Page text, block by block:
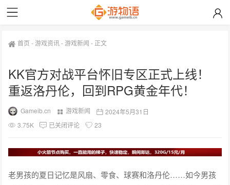
首页 -游戏资讯-游戏新闻 - 正文
KK官方对战平台怀旧专区正式上线！
重返洛丹伦，回到RPG黄金年代！
Gameib.cn 游戏新闻
2024年5月31日
3.75K
已关闭评论 23
老男孩的夏日记忆是风扇、零食、球赛和洛丹伦……如今男孩